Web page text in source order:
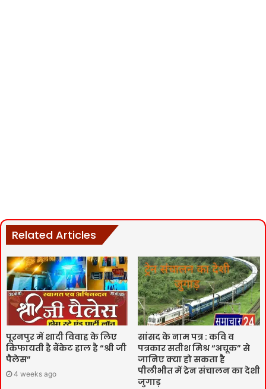
Related Articles
पूरनपुर में शादी विवाह के लिए
किफायती है बैंकेट हाल है “श्री जी
पैलेस”
4 weeks ago
सांसद के नाम पत्र : कवि व
पत्रकार सतीश मिश्र “अचूक” से
जानिए क्या हो सकता है
पीलीभीत में ट्रेन संचालन का देशी
जुगाड़